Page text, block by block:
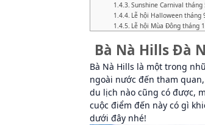
Sunshine Carnival tháng
Lễ hội Halloween tháng
Lễ hội Mùa Đông tháng
Bà Nà Hills Đà
Bà Nà Hills là một trong
ngoài nước đến tham
du lịch nào cũng có được,
cuộc điểm đến này có gì
dưới đây nhé!